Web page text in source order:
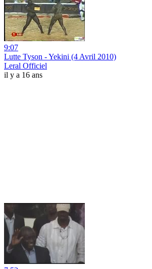
9:07
Lutte Tyson - Yekini (4 Avril 2010)
Leral Officiel
il y a 16 ans